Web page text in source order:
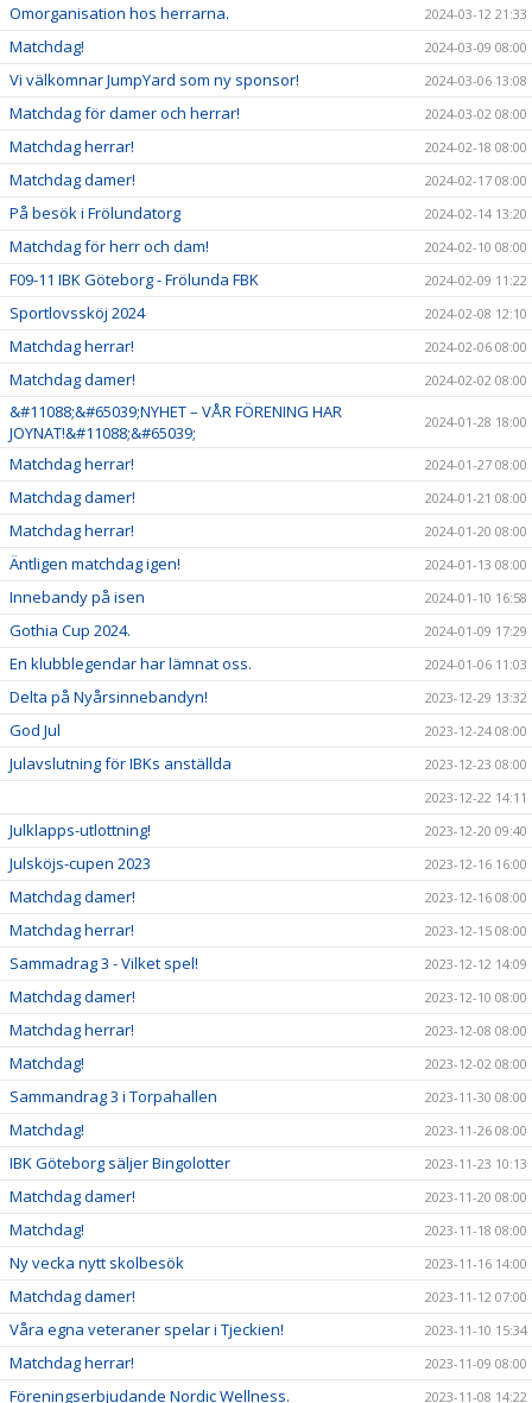
Omorganisation hos herrarna. 2024-03-12 21:33
Matchdag! 2024-03-09 08:00
Vi välkomnar JumpYard som ny sponsor! 2024-03-06 13:08
Matchdag för damer och herrar! 2024-03-02 08:00
Matchdag herrar! 2024-02-18 08:00
Matchdag damer! 2024-02-17 08:00
På besök i Frölundatorg 2024-02-14 13:20
Matchdag för herr och dam! 2024-02-10 08:00
F09-11 IBK Göteborg - Frölunda FBK 2024-02-09 11:22
Sportlovssköj 2024 2024-02-08 12:10
Matchdag herrar! 2024-02-06 08:00
Matchdag damer! 2024-02-02 08:00
&#11088;&#65039;NYHET – VÅR FÖRENING HAR
JOYNAT!&#11088;&#65039;
2024-01-28 18:00
Matchdag herrar! 2024-01-27 08:00
Matchdag damer! 2024-01-21 08:00
Matchdag herrar! 2024-01-20 08:00
Äntligen matchdag igen! 2024-01-13 08:00
Innebandy på isen 2024-01-10 16:58
Gothia Cup 2024. 2024-01-09 17:29
En klubblegendar har lämnat oss. 2024-01-06 11:03
Delta på Nyårsinnebandyn! 2023-12-29 13:32
God Jul 2023-12-24 08:00
Julavslutning för IBKs anställda
2023-12-23 08:00
2023-12-22 14:11
Julklapps-utlottning! 2023-12-20 09:40
Julsköjs-cupen 2023 2023-12-16 16:00
Matchdag damer! 2023-12-16 08:00
Matchdag herrar! 2023-12-15 08:00
Sammadrag 3 - Vilket spel! 2023-12-12 14:09
Matchdag damer! 2023-12-10 08:00
Matchdag herrar! 2023-12-08 08:00
Matchdag! 2023-12-02 08:00
Sammandrag 3 i Torpahallen 2023-11-30 08:00
Matchdag! 2023-11-26 08:00
IBK Göteborg säljer Bingolotter 2023-11-23 10:13
Matchdag damer! 2023-11-20 08:00
Matchdag! 2023-11-18 08:00
Ny vecka nytt skolbesök 2023-11-16 14:00
Matchdag damer! 2023-11-12 07:00
Våra egna veteraner spelar i Tjeckien! 2023-11-10 15:34
Matchdag herrar! 2023-11-09 08:00
Föreningserbjudande Nordic Wellness. 2023-11-08 14:22